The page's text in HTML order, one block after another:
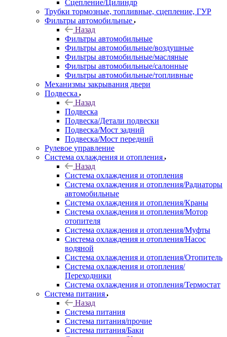
Сцепление/Цилиндр
Трубки тормозные, топливные, сцепление, ГУР
Фильтры автомобильные
Назад
Фильтры автомобильные
Фильтры автомобильные/воздушные
Фильтры автомобильные/масляные
Фильтры автомобильные/салонные
Фильтры автомобильные/топливные
Механизмы закрывания двери
Подвеска
Назад
Подвеска
Подвеска/Детали подвески
Подвеска/Мост задний
Подвеска/Мост передний
Рулевое управление
Система охлаждения и отопления
Назад
Система охлаждения и отопления
Система охлаждения и отопления/Радиаторы
автомобильные
Система охлаждения и отопления/Краны
Система охлаждения и отопления/Мотор
отопителя
Система охлаждения и отопления/Муфты
Система охлаждения и отопления/Насос
водяной
Система охлаждения и отопления/Отопитель
Система охлаждения и отопления/
Переходники
Система охлаждения и отопления/Термостат
Система питания
Назад
Система питания
Система питания/прочие
Система питания/Баки